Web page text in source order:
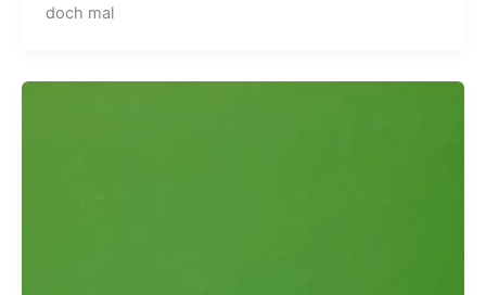
doch mal